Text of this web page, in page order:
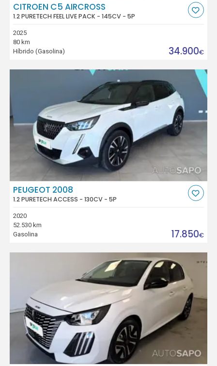
CITROEN C5 AIRCROSS
1.2 PURETECH FEEL LIVE PACK - 145CV - 5P
2025
80 km
Híbrido (Gasolina)
34.900€
PEUGEOT 2008
1.2 PURETECH ACCESS - 130CV - 5P
2020
52.530 km
Gasolina
17.850€